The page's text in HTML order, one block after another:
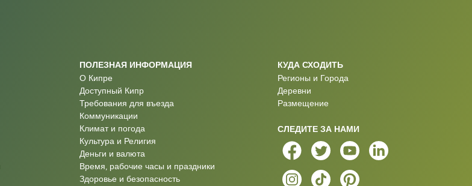
ПОЛЕЗНАЯ ИНФОРМАЦИЯ
О Кипре
Доступный Кипр
Требования для въезда
Коммуникации
Климат и погода
Культура и Религия
Деньги и валюта
Время, рабочие часы и праздники
Здоровье и безопасность
КУДА СХОДИТЬ
Регионы и Города
Деревни
Размещение
СЛЕДИТЕ ЗА НАМИ